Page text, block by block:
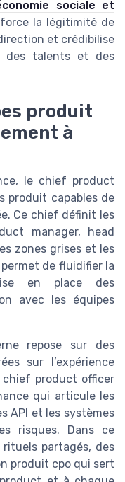
sociale et
la légitimité de
et crédibilise
des talents et des
produit
à
le chief product
produit capables de
Ce chief définit les
manager, head
zones grises et les
de fluidifier la
en place des
avec les équipes
repose sur des
sur l’expérience
product officer
qui articule les
API et les systèmes
risques. Dans ce
rituels partagés, des
produit cpo qui sert